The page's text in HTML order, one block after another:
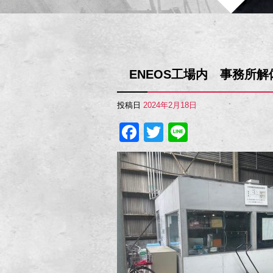
ENEOS工場内 事務所解
投稿日 2024年2月18日
Facebook
Twitter